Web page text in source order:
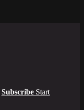
Subscribe Start